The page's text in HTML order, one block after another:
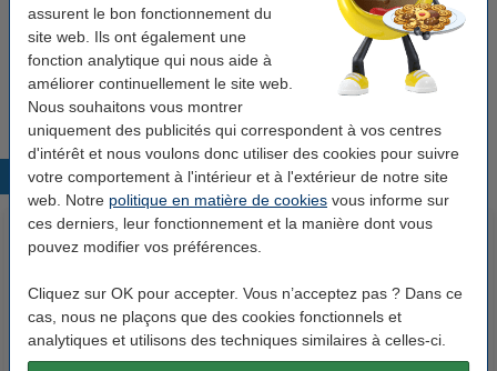
assurent le bon fonctionnement du
site web. Ils ont également une
fonction analytique qui nous aide à
améliorer continuellement le site web.
Nous souhaitons vous montrer
uniquement des publicités qui correspondent à vos centres
d'intérêt et nous voulons donc utiliser des cookies pour suivre
votre comportement à l'intérieur et à l'extérieur de notre site
web. Notre politique en matière de cookies vous informe sur
ces derniers, leur fonctionnement et la manière dont vous
pouvez modifier vos préférences.
Cliquez sur OK pour accepter. Vous n’acceptez pas ? Dans ce
cas, nous ne plaçons que des cookies fonctionnels et
analytiques et utilisons des techniques similaires à celles-ci.
Caractéristique: multipack
Code produit: 127155
Produits populaires